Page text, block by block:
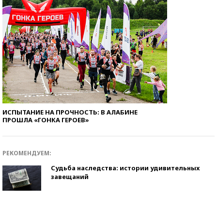
ИСПЫТАНИЕ НА ПРОЧНОСТЬ: В АЛАБИНЕ
ПРОШЛА «ГОНКА ГЕРОЕВ»
РЕКОМЕНДУЕМ:
Судьба наследства: истории удивительных
завещаний